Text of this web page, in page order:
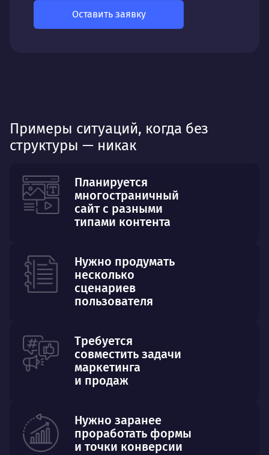
Оставить заявку
Примеры ситуаций, когда без
структуры — никак
Планируется
многостраничный
сайт с разными
типами контента
Нужно продумать
несколько
сценариев
пользователя
Требуется
совместить задачи
маркетинга
и продаж
Нужно заранее
проработать формы
и точки конверсии